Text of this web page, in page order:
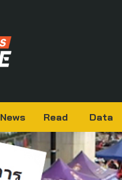
News Read Data